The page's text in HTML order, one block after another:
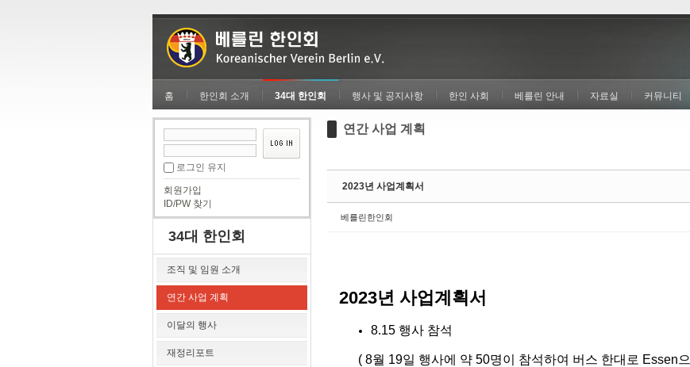
홈 한인회 소개 34대 한인회 행사 및 공지사항 한인 사회 베를린 안내 자료실 커뮤니티
로그인 유지
회원가입
ID/PW 찾기
34대 한인회
조직 및 임원 소개
연간 사업 계획
이달의 행사
재정리포트
연간 사업 계획
2023년 사업계획서
베를린한인회
2023년 사업계획서
8.15 행사 참석
( 8월 19일 행사에 약 50명이 참석하여 버스 한대로 Essen
Sketchbook5, 스케치북5
Sketchbook5, 스케치북5
Sketchbook5, 스케치북5